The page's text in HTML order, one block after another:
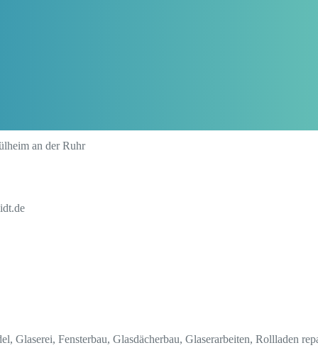
an der Ruhr
Glaserei, Fensterbau, Glasdächerbau, Glaserarbeiten, Rollladen